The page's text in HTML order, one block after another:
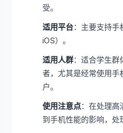
受。
适用平台：主要支持手
iOS）。
适用人群：适合学生
者，尤其是经常使用手
户。
使用注意点：在处理高
到手机性能的影响，处